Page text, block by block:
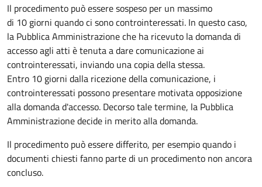
Il procedimento può essere sospeso per un massimo
di 10 giorni quando ci sono controinteressati. In questo caso,
la Pubblica Amministrazione che ha ricevuto la domanda di
accesso agli atti è tenuta a dare comunicazione ai
controinteressati, inviando una copia della stessa.
Entro 10 giorni dalla ricezione della comunicazione, i
controinteressati possono presentare motivata opposizione
alla domanda d'accesso. Decorso tale termine, la Pubblica
Amministrazione decide in merito alla domanda.
Il procedimento può essere differito, per esempio quando i
documenti chiesti fanno parte di un procedimento non ancora
concluso.